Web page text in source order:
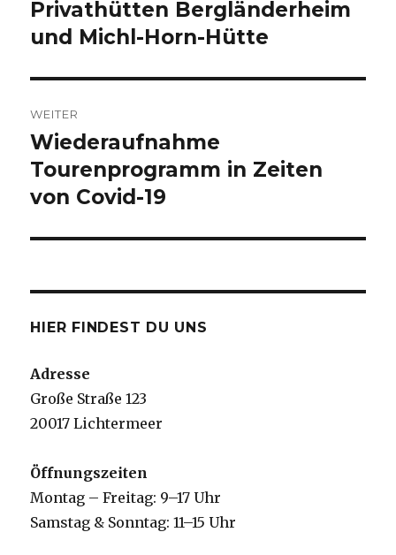
Vorheriger
Beitrag:
Privathütten Bergländerheim
und Michl-Horn-Hütte
WEITER
Nächster
Beitrag:
Wiederaufnahme
Tourenprogramm in Zeiten
von Covid-19
HIER FINDEST DU UNS
Adresse
Große Straße 123
20017 Lichtermeer
Öffnungszeiten
Montag – Freitag: 9–17 Uhr
Samstag & Sonntag: 11–15 Uhr